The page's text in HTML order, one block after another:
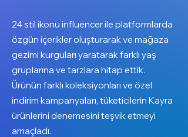
24 stil ikonu influencer ile platformlarda
özgün içerikler oluşturarak ve mağaza
gezimi kurguları yaratarak farklı yaş
gruplarına ve tarzlara hitap ettik.
Ürünün farklı koleksiyonları ve özel
indirim kampanyaları, tüketicilerin Kayra
ürünlerini denemesini teşvik etmeyi
amaçladı.